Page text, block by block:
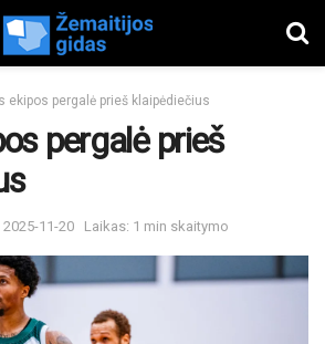
ekipos pergalė prieš klaipėdiečius
pergalė prieš
2025-11-20 Laikas: 1 min skaitymo